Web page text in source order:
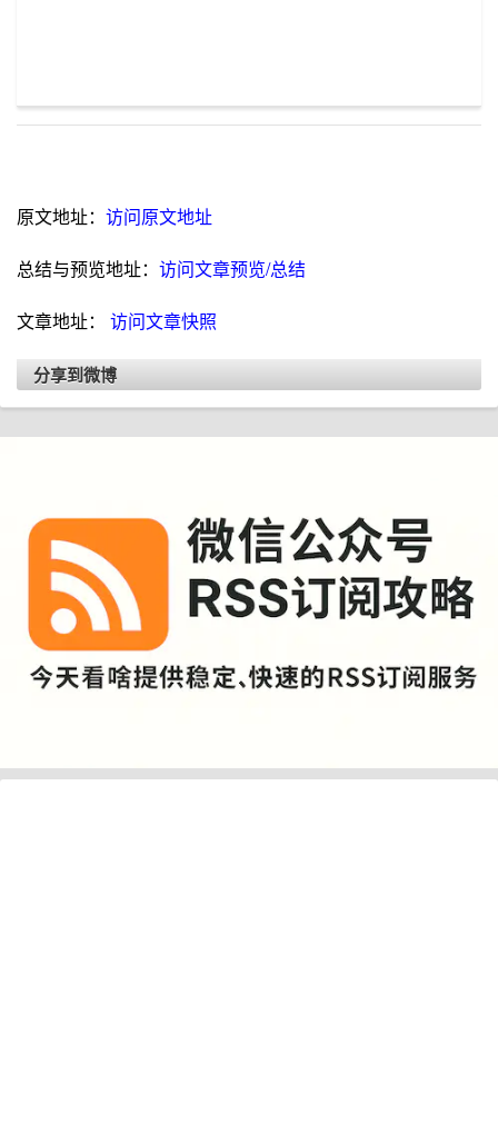
原文地址： 访问原文地址
总结与预览地址： 访问文章预览/总结
文章地址： 访问文章快照
分享到微博